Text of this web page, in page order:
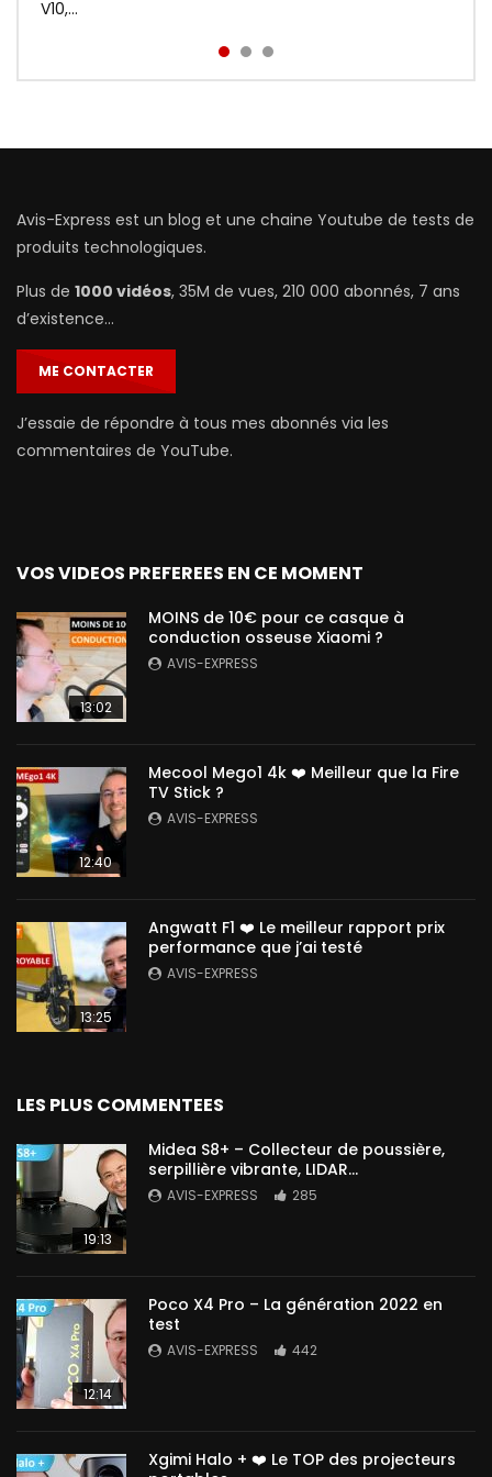
V10,...
prix : http://bit.ly/Redmi-Aird...
Avis-Express est un blog et une chaine Youtube de tests de
produits technologiques.
Plus de 1000 vidéos, 35M de vues, 210 000 abonnés, 7 ans
d’existence…
ME CONTACTER
J’essaie de répondre à tous mes abonnés via les
commentaires de YouTube.
VOS VIDEOS PREFEREES EN CE MOMENT
13:02
MOINS de 10€ pour ce casque à
conduction osseuse Xiaomi ?
AVIS-EXPRESS
12:40
Mecool Mego1 4k ❤️ Meilleur que la Fire
TV Stick ?
AVIS-EXPRESS
13:25
Angwatt F1 ❤️ Le meilleur rapport prix
performance que j’ai testé
AVIS-EXPRESS
LES PLUS COMMENTEES
19:13
Midea S8+ – Collecteur de poussière,
serpillière vibrante, LIDAR…
AVIS-EXPRESS 285
12:14
Poco X4 Pro – La génération 2022 en
test
AVIS-EXPRESS 442
Xgimi Halo + ❤️ Le TOP des projecteurs